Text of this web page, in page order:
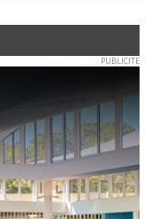
PUBLICITE